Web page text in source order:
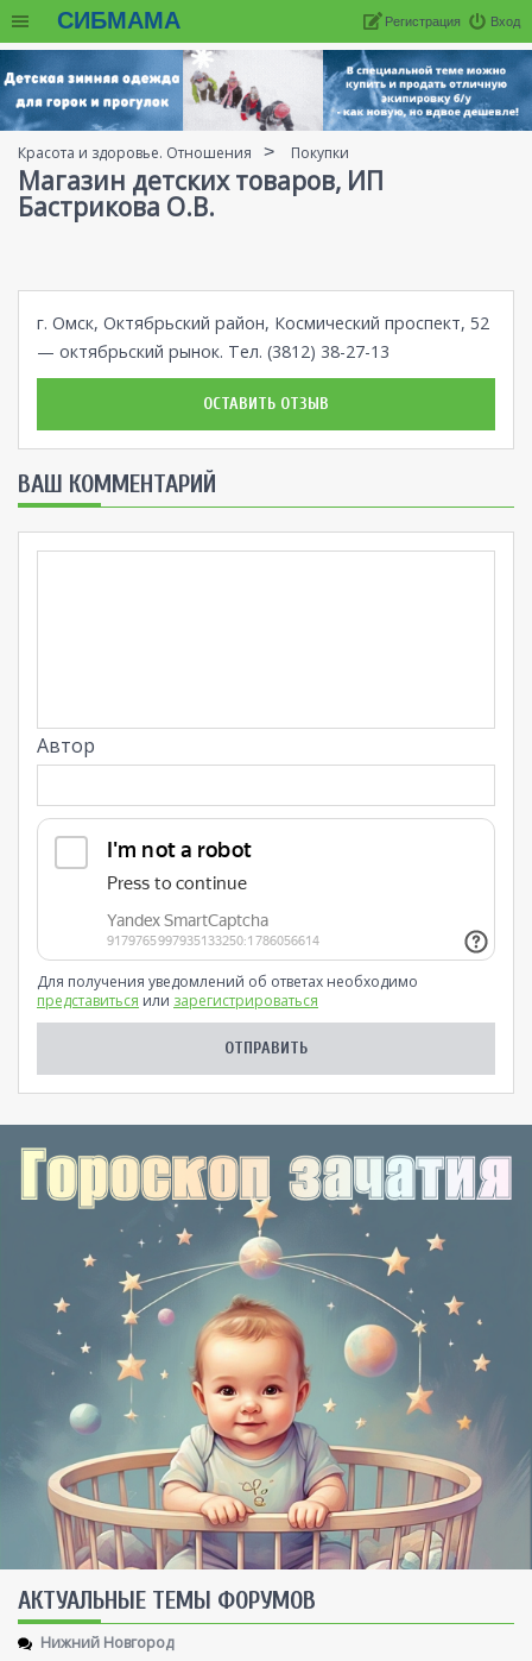
СИБМАМА Вход
Регистрация
Красота и здоровье. Отношения Покупки
Магазин детских товаров, ИП
Бастрикова О.В.
г. Омск, Октябрьский район, Космический проспект, 52
— октябрьский рынок. Тел. (3812) 38-27-13
ОСТАВИТЬ ОТЗЫВ
ВАШ КОММЕНТАРИЙ
Автор
Для получения уведомлений об ответах необходимо
представиться или зарегистрироваться
AКТУАЛЬНЫЕ ТЕМЫ ФОРУМОВ
Нижний Новгород